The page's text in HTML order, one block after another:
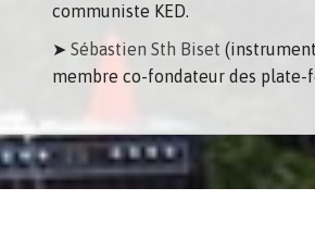
communiste KED.
Sébastien Sth Biset
membre co-fondateur des plate-